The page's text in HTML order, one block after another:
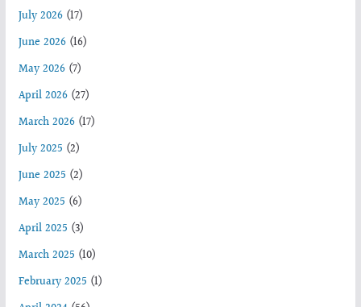
July 2026(17)
June 2026(16)
May 2026(7)
April 2026(27)
March 2026(17)
July 2025 (2)
June 2025 (2)
May 2025 (6)
April 2025 (3)
March 2025 (10)
February 2025 (1)